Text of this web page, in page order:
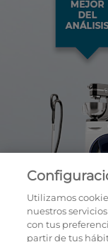
Utilizamos
nuestros
con tus
partir de tus